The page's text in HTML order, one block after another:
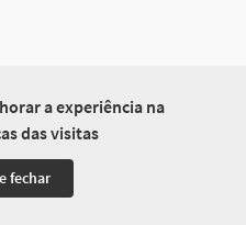
a experiência na
das visitas
fechar